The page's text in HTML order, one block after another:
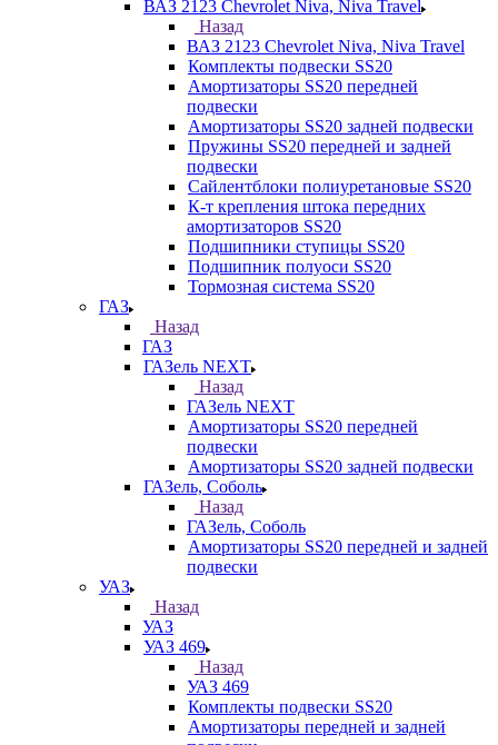
ВАЗ 2123 Chevrolet Niva, Niva Travel
Назад
ВАЗ 2123 Chevrolet Niva, Niva Travel
Комплекты подвески SS20
Амортизаторы SS20 передней
подвески
Амортизаторы SS20 задней подвески
Пружины SS20 передней и задней
подвески
Сайлентблоки полиуретановые SS20
К-т крепления штока передних
амортизаторов SS20
Подшипники ступицы SS20
Подшипник полуоси SS20
Тормозная система SS20
ГАЗ
Назад
ГАЗ
ГАЗель NEXT
Назад
ГАЗель NEXT
Амортизаторы SS20 передней
подвески
Амортизаторы SS20 задней подвески
ГАЗель, Соболь
Назад
ГАЗель, Соболь
Амортизаторы SS20 передней и задней
подвески
УАЗ
Назад
УАЗ
УАЗ 469
Назад
УАЗ 469
Комплекты подвески SS20
Амортизаторы передней и задней